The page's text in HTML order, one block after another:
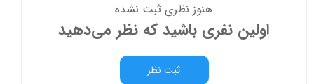
هنوز نظری ثبت نشده
اولین نفری باشید که نظر می‌دهید
ثبت نظر